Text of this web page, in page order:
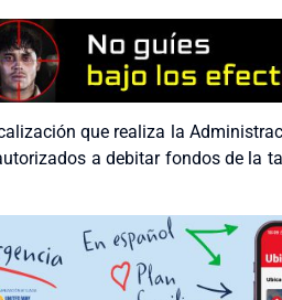
que realiza la
a debitar fondos de la